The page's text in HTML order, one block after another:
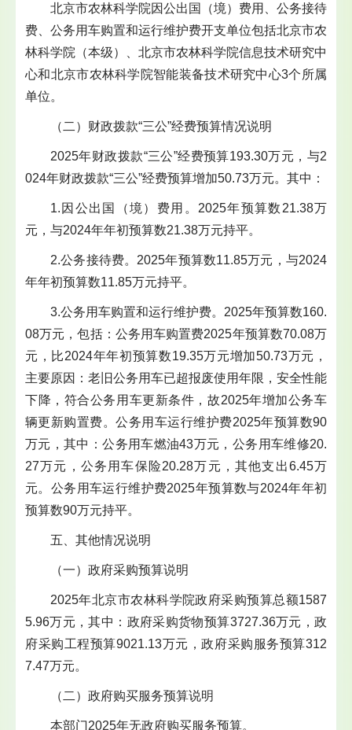
北京市农林科学院因公出国（境）费用、公务接待
费、公务用车购置和运行维护费开支单位包括北京市农
林科学院（本级）、北京市农林科学院信息技术研究中
心和北京市农林科学院智能装备技术研究中心3个所属
单位。
（二）财政拨款“三公”经费预算情况说明
2025年财政拨款“三公”经费预算193.30万元，与2
024年财政拨款“三公”经费预算增加50.73万元。其中：
1.因公出国（境）费用。2025年预算数21.38万
元，与2024年年初预算数21.38万元持平。
2.公务接待费。2025年预算数11.85万元，与2024
年年初预算数11.85万元持平。
3.公务用车购置和运行维护费。2025年预算数160.
08万元，包括：公务用车购置费2025年预算数70.08万
元，比2024年年初预算数19.35万元增加50.73万元，
主要原因：老旧公务用车已超报废使用年限，安全性能
下降，符合公务用车更新条件，故2025年增加公务车
辆更新购置费。公务用车运行维护费2025年预算数90
万元，其中：公务用车燃油43万元，公务用车维修20.
27万元，公务用车保险20.28万元，其他支出6.45万
元。公务用车运行维护费2025年预算数与2024年年初
预算数90万元持平。
五、其他情况说明
（一）政府采购预算说明
2025年北京市农林科学院政府采购预算总额1587
5.96万元，其中：政府采购货物预算3727.36万元，政
府采购工程预算9021.13万元，政府采购服务预算312
7.47万元。
（二）政府购买服务预算说明
本部门2025年无政府购买服务预算。